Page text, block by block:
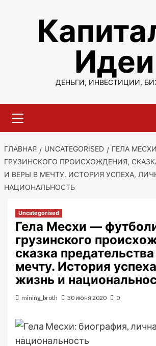
содержимому
Идеи
ДЕНЬГИ, ИНВЕСТИЦИИ,
меню
ГЛАВНАЯ UNCATEGORISED
ГЕЛА
ГРУЗИНСКОГО ПРОИСХОЖДЕНИЯ,
И ВЕРЫ В МЕЧТУ. ИСТОРИЯ УСПЕХА,
НАЦИОНАЛЬНОСТЬ
Uncategorised
Гела Месхи —
грузинского
сказка
мечту. История
жизнь и
mining_broth 30 июня 2020 0